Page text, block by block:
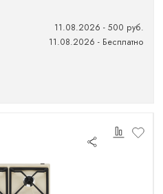
11.08.2026 - 500 руб.
11.08.2026 - Бесплатно